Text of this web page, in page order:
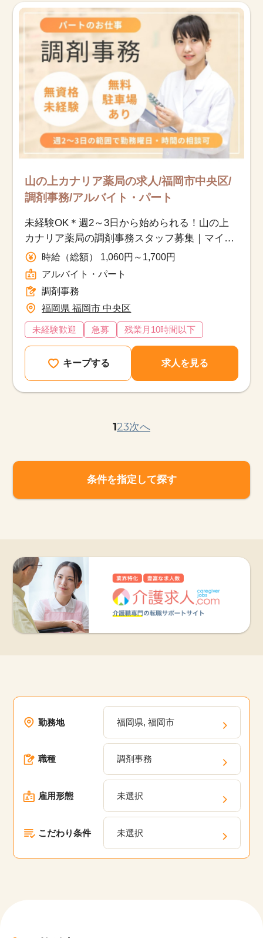
山の上カナリア薬局の求人/福岡市中央区/
調剤事務/アルバイト・パート
未経験OK＊週2～3日から始められる！山の上
カナリア薬局の調剤事務スタッフ募集｜マイ
カー通勤＆無料駐車場あり
時給（総額） 1,060円～1,700円
アルバイト・パート
調剤事務
福岡県 福岡市 中央区
未経験歓迎 急募 残業月10時間以下
キープする 求人を見る
123次へ
条件を指定して探す
勤務地 福岡県, 福岡市
職種 調剤事務
雇用形態 未選択
こだわり条件 未選択